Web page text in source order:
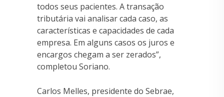
todos seus pacientes. A transação
tributária vai analisar cada caso, as
características e capacidades de cada
empresa. Em alguns casos os juros e
encargos chegam a ser zerados”,
completou Soriano.
Carlos Melles, presidente do Sebrae,